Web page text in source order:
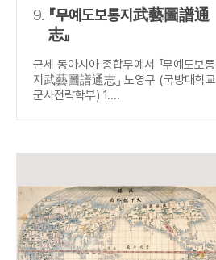
9. 『무예도보통지武藝圖譜通
志』
근세 동아시아 종합무예서 『무예도보통
지武藝圖譜通志』 노영구 (국방대학교
군사전략학부) 1....